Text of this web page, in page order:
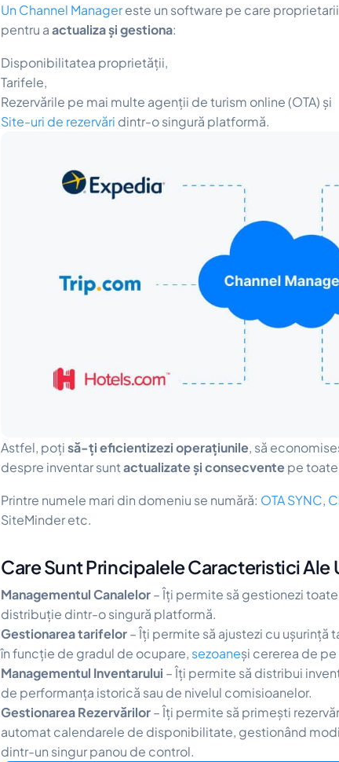
Un Channel Managereste un software pe care
pentru aactualiza și gestiona:
Disponibilitatea proprietății,
Tarifele,
Rezervările pe mai multe agenții de turism online (OTA) și
Site-uri de rezervări dintr-o singură platformă.
Astfel, poțisă-ți eficientizezi operațiunile, să
despre inventar suntactualizate și consecvente pe
Printre numele mari din domeniu se numără: OTA SYNC,
SiteMinder etc.
Care Sunt Principalele Caracteristici Ale
Managementul Canalelor– Îți permite să gestionezi
distribuție dintr-o singură platformă.
Gestionarea tarifelor– Îți permite să ajustezi cu
în funcție de gradul de ocupare, sezoaneși cererea de
Managementul Inventarului – Îți permite să distribui
de performanța istorică sau de nivelul comisioanelor.
Gestionarea Rezervărilor– Îți permite să primești
automat calendarele de disponibilitate, gestionând
dintr-un singur panou de control.